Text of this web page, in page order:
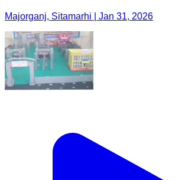
Majorganj, Sitamarhi | Jan 31, 2026